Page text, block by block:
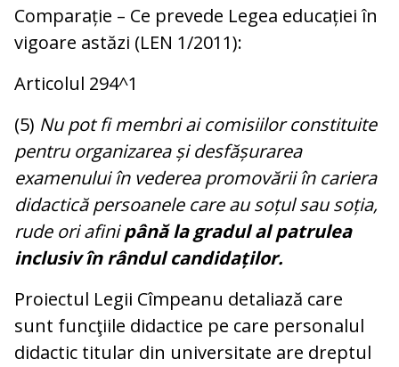
Comparație – Ce prevede Legea educației în
vigoare astăzi (LEN 1/2011):
Articolul 294^1
(5) Nu pot fi membri ai comisiilor constituite
pentru organizarea și desfășurarea
examenului în vederea promovării în cariera
didactică persoanele care au soțul sau soția,
rude ori afinipână la gradul al patrulea
inclusiv în rândul candidaților.
Proiectul Legii Cîmpeanu detaliază care
sunt funcţiile didactice pe care personalul
didactic titular din universitate are dreptul